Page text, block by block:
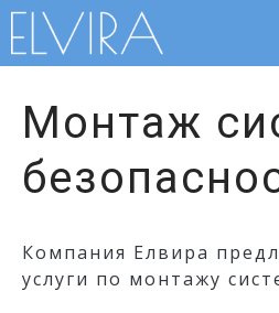
Чернигове
Монтаж
Компания Елвира
услуги по монтажу